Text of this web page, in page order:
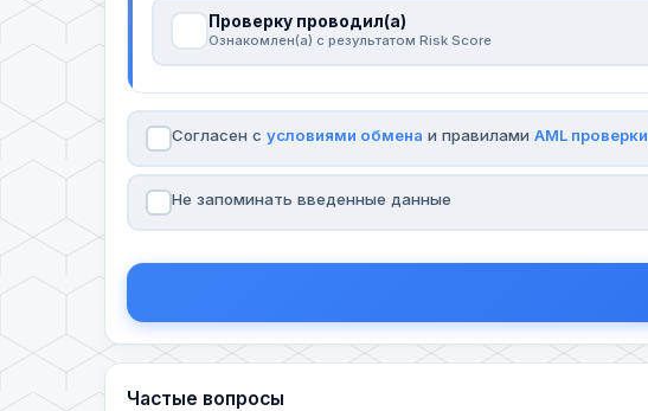
Проверку проводил(а)
Ознакомлен(а) с результатом Risk Score
Согласен с условиями обмена и правилами AML проверки
Не запоминать введенные данные
Частые вопросы